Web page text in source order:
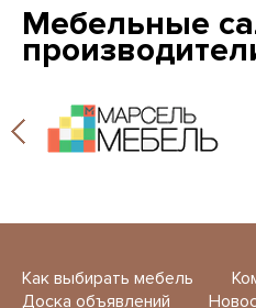
Мебельные
Как выбирать мебель
Доска объявлений